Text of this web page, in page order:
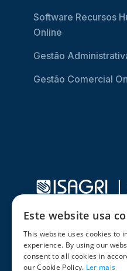
Software Recursos
Online
Gestão
Gestão Comercial
Este website usa
This website uses cookies to
experience. By using our
consent to all cookies in
our Cookie Policy. Ler mais